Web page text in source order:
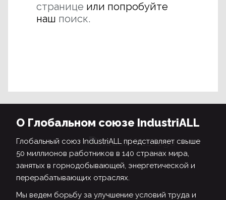
странице или попробуйте
наш поиск.
О Глобальном союзе IndustriALL
Глобальный союз IndustriALL представляет свыше
50 миллионов работников в 140 странах мира,
занятых в горнодобывающей, энергетической и
перерабатывающих отраслях.
Мы ведем борьбу за улучшение условий труда и